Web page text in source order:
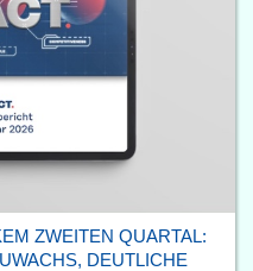
ZWEITEN QUARTAL:
DEUTLICHE